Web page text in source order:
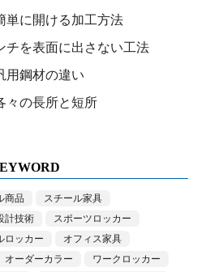
単に開ける加工方法
チを表面に出さない工法
用鋼材の違い
々の長所と短所
商品
スチール家具
計技術
スポーツロッカー
ロッカー
オフィス家具
オーダーカラー
ワークロッカー